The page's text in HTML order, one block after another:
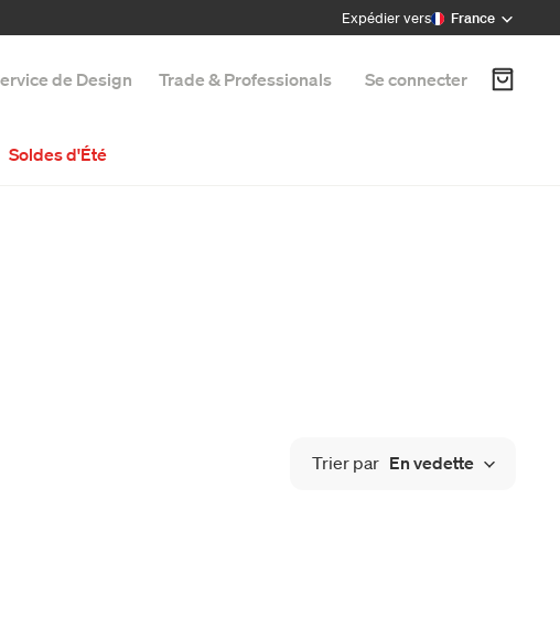
Expédier vers France
de Design Trade & Professionals Se connecter
Soldes d'Été
Trier par En vedette